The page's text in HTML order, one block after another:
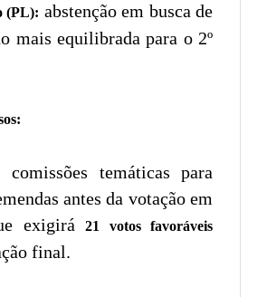
(PL): abstenção em busca de
mais equilibrada para o 2º
comissões temáticas para
antes da votação em
exigirá 21 votos favoráveis
final.